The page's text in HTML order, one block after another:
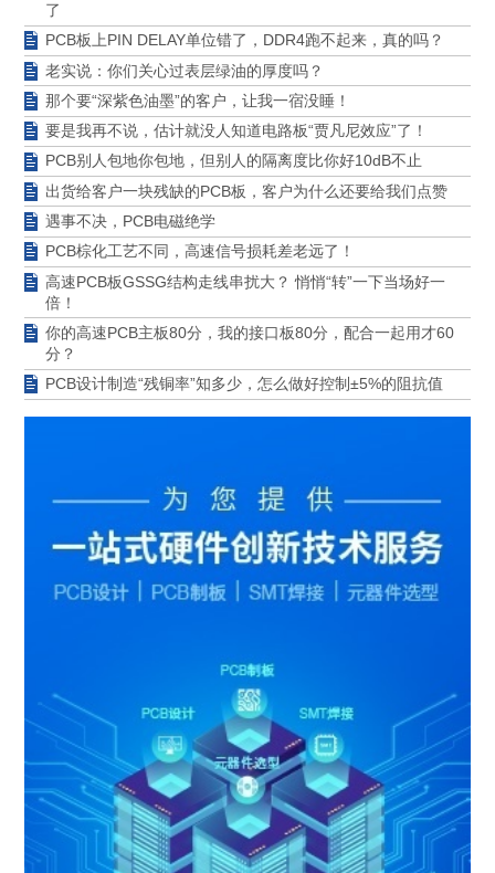
了
PCB板上PIN DELAY单位错了，DDR4跑不起来，真的吗？
老实说：你们关心过表层绿油的厚度吗？
那个要“深紫色油墨”的客户，让我一宿没睡！
要是我再不说，估计就没人知道电路板“贾凡尼效应”了！
PCB别人包地你包地，但别人的隔离度比你好10dB不止
出货给客户一块残缺的PCB板，客户为什么还要给我们点赞
遇事不决，PCB电磁绝学
PCB棕化工艺不同，高速信号损耗差老远了！
高速PCB板GSSG结构走线串扰大？ 悄悄“转”一下当场好一
倍！
你的高速PCB主板80分，我的接口板80分，配合一起用才60
分？
PCB设计制造“残铜率”知多少，怎么做好控制±5%的阻抗值